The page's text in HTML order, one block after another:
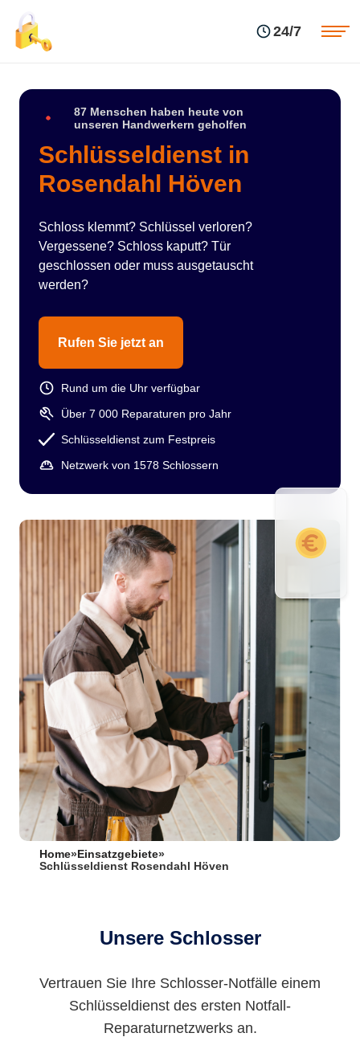
24/7
87 Menschen haben heute von
unseren Handwerkern geholfen
Schlüsseldienst in
Rosendahl Höven
Schloss klemmt? Schlüssel verloren?
Vergessene? Schloss kaputt? Tür
geschlossen oder muss ausgetauscht
werden?
Rufen Sie jetzt an
Rund um die Uhr verfügbar
Über 7 000 Reparaturen pro Jahr
Schlüsseldienst zum Festpreis
Netzwerk von 1578 Schlossern
Home» Einsatzgebiete»
Schlüsseldienst Rosendahl Höven
Unsere Schlosser
Vertrauen Sie Ihre Schlosser-Notfälle einem
Schlüsseldienst des ersten Notfall-
Reparaturnetzwerks an.